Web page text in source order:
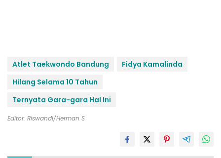
Atlet Taekwondo Bandung
Fidya Kamalinda
Hilang Selama 10 Tahun
Ternyata Gara-gara Hal Ini
Editor: Riswandi/Herman S